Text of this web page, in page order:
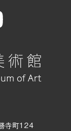
寺町124